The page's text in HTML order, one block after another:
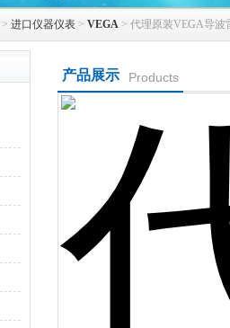
> 进口仪器仪表 > VEGA > 代理原装VEGA导波
产品展示 Products